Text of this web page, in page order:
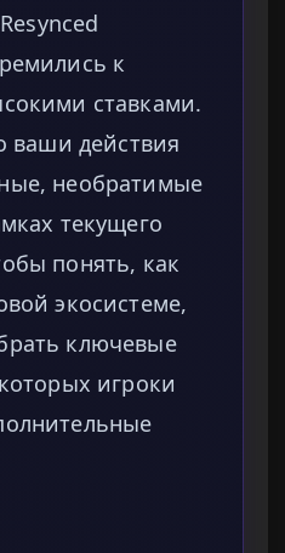
к
ставками.
ваши действия
необратимые
текущего
понять, как
экосистеме,
ключевые
игроки